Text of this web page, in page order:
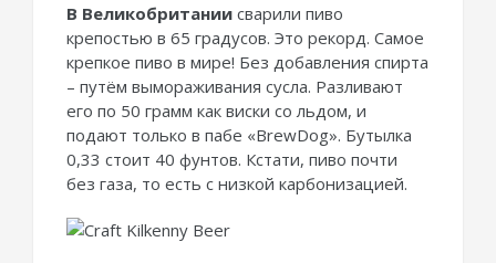
В Великобритании сварили пиво
крепостью в 65 градусов. Это рекорд. Самое
крепкое пиво в мире! Без добавления спирта
– путём вымораживания сусла. Разливают
его по 50 грамм как виски со льдом, и
подают только в пабе «BrewDog». Бутылка
0,33 стоит 40 фунтов. Кстати, пиво почти
без газа, то есть с низкой карбонизацией.